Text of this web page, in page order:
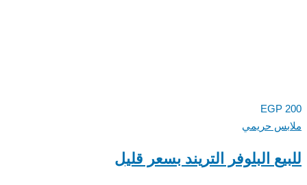
EGP 200
ملابس حريمي
للبيع البلوفر التريند بسعر قليل